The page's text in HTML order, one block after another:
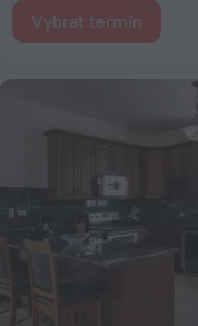
Vybrat termín